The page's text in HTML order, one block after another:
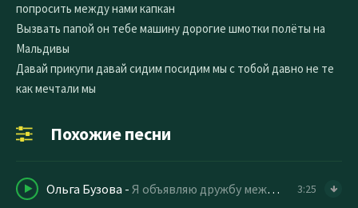
попросить между нами капкан
Вызвать папой он тебе машину дорогие шмотки полёты на
Мальдивы
Давай прикупи давай сидим посидим мы с тобой давно не те
как мечтали мы
Похожие песни
Ольга Бузова - Я объявляю дружбу между нами 3:25